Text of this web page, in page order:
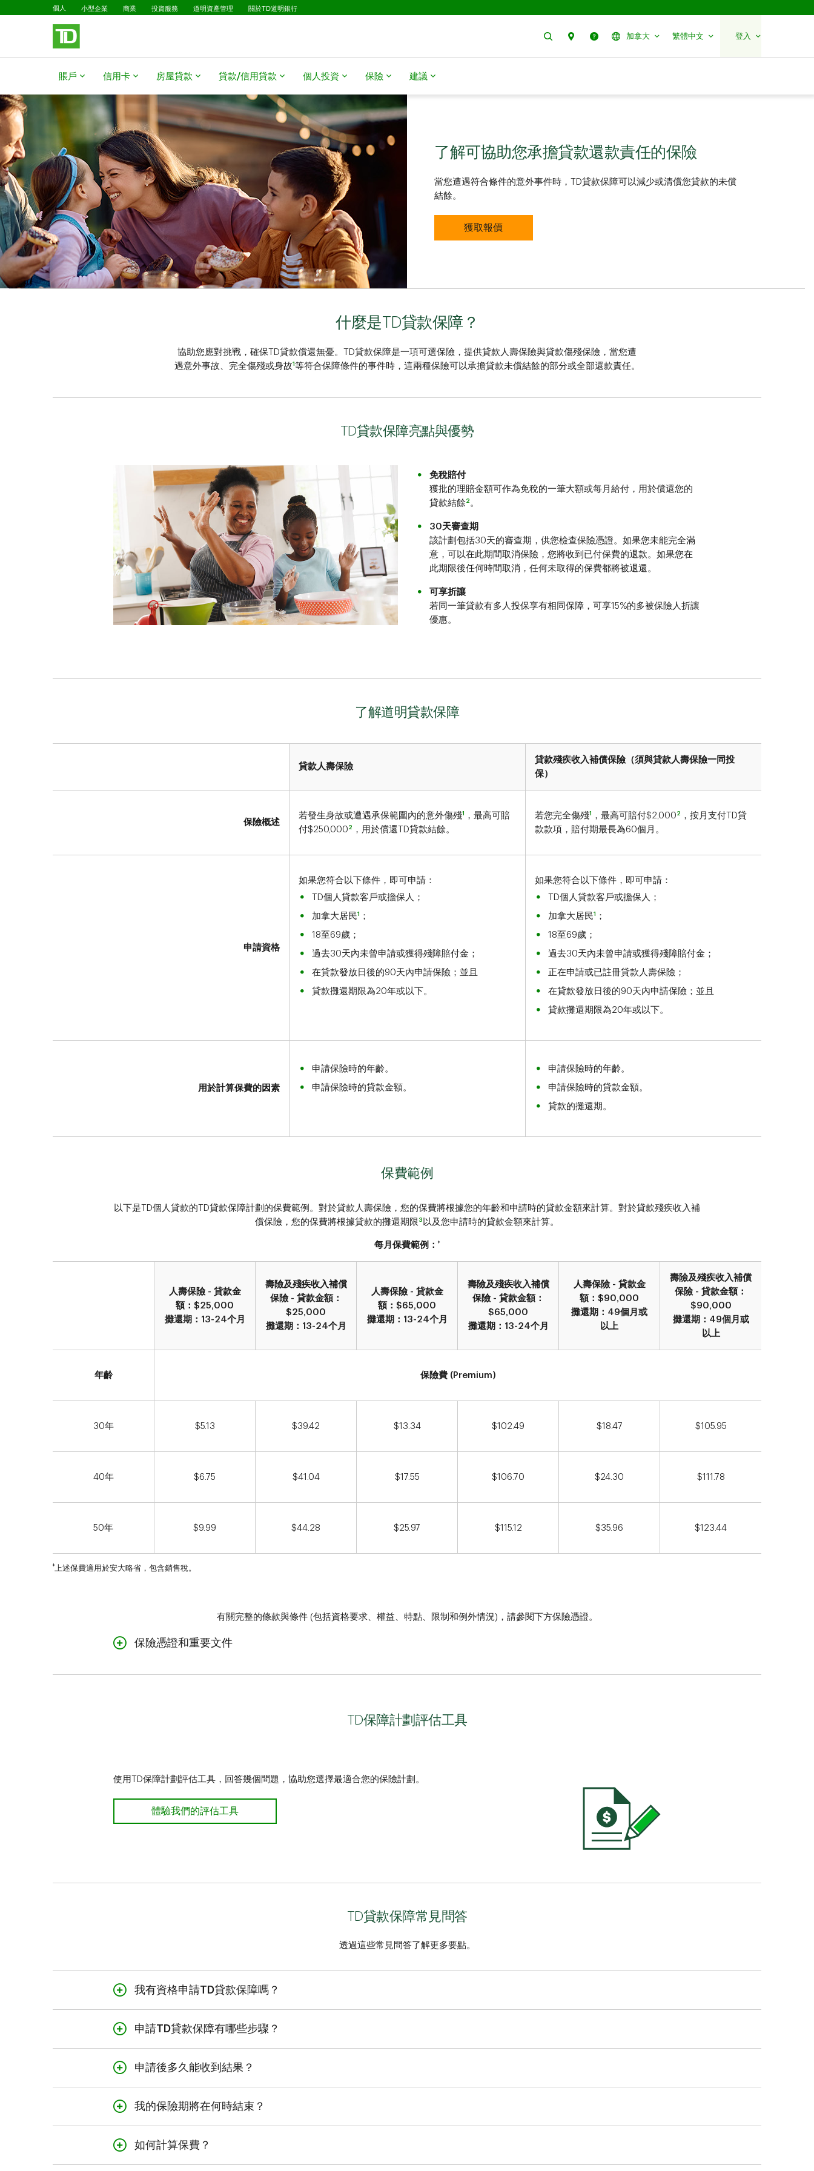
略過進入主要內容
個人 已選擇小型企業 商業 投資服務 道明資產管理 關於TD道明銀行
搜尋 聯絡我們幫助 加拿大 繁體中文 登入
賬戶 信用卡 房屋貸款​​​​​​​ 貸款/信用貸款​​​​​​​ 個人投資 保險 建議
了解可協助您承擔貸款還款責任的保險
當您遭遇符合條件的意外事件時，TD貸款保障可以減少或清償您貸款的未償
結餘。
獲取報價
什麼是TD貸款保障？
協助您應對挑戰，確保TD貸款償還無憂。TD貸款保障是一項可選保險，提供貸款人壽保險與貸款傷殘保險，當您遭
遇意外事故、完全傷殘或身故1 等符合保障條件的事件時，這兩種保險可以承擔貸款未償結餘的部分或全部還款責任。
TD貸款保障亮點與優勢
免稅賠付
獲批的理賠金額可作為免稅的一筆大額或每月給付，用於償還您的
貸款結餘2 。
30天審查期
該計劃包括30天的審查期，供您檢查保險憑證。如果您未能完全滿
意，可以在此期間取消保險，您將收到已付保費的退款。如果您在
此期限後任何時間取消，任何未取得的保費都將被退還。
可享折讓
若同一筆貸款有多人投保享有相同保障，可享15%的多被保險人折讓
優惠。
了解道明貸款保障
貸款人壽保險
貸款殘疾收入補償保險（須與貸款人壽保險一同投
保）
保險概述
若發生身故或遭遇承保範圍內的意外傷殘1
，最高可賠
付$250,000 2 ，用於償還TD貸款結餘。
若您完全傷殘1 ，最高可賠付$2,000 2
，按月支付TD貸
款款項，賠付期最長為60個月。
申請資格
如果您符合以下條件，即可申請：
TD個人貸款客戶或擔保人；
加拿大居民1 ；
18至69歲；
過去30天內未曾申請或獲得殘障賠付金；
在貸款發放日後的90天內申請保險；並且
貸款攤還期限為20年或以下。
如果您符合以下條件，即可申請：
TD個人貸款客戶或擔保人；
加拿大居民1 ；
18至69歲；
過去30天內未曾申請或獲得殘障賠付金；
正在申請或已註冊貸款人壽保險；
在貸款發放日後的90天內申請保險；並且
貸款攤還期限為20年或以下。
用於計算保費的因素
申請保險時的年齡。
申請保險時的貸款金額。
申請保險時的年齡。
申請保險時的貸款金額。
貸款的攤還期。
保費範例
以下是TD個人貸款的TD貸款保障計劃的保費範例。對於貸款人壽保險，您的保費將根據您的年齡和申請時的貸款金額來計算。對於貸款殘疾收入補
償保險，您的保費將根據貸款的攤還期限 3 以及您申請時的貸款金額來計算。
每月保費範例： ‡
人壽保險 - 貸款金
額：$25,000
攤還期：13-24个月
壽險及殘疾收入補償
保險 - 貸款金額：
$25,000
攤還期：13-24个月
人壽保險 - 貸款金
額：$65,000
攤還期：13-24个月
壽險及殘疾收入補償
保險 - 貸款金額：
$65,000
攤還期：13-24个月
人壽保險 - 貸款金
額：$90,000
攤還期：49個月或
以上
壽險及殘疾收入補償
保險 - 貸款金額：
$90,000
攤還期：49個月或
以上
年齡 保險費 (Premium)
30年 $5.13 $39.42 $13.34 $102.49 $18.47 $105.95
40年 $6.75 $41.04 $17.55 $106.70 $24.30 $111.78
50年 $9.99 $44.28 $25.97 $115.12 $35.96 $123.44
‡ 上述保費適用於安大略省，包含銷售稅。
有關完整的條款與條件 (包括資格要求、權益、特點、限制和例外情況)，請參閱下方保險憑證。
保險憑證和重要文件
個人貸款保障 - 產品指南和保險憑證（範例）
個人貸款保障 - 產品摘要、情況說明書與保險憑證（範例）TD保障計劃評估工具
使用TD保障計劃評估工具，回答幾個問題，協助您選擇最適合您的保險計劃。
TD保障計劃評估工具
體驗我們的評估工具
TD貸款保障常見問答
透過這些常見問答了解更多要點。
我有資格申請TD貸款保障嗎？
貸款人壽保險與貸款殘疾收入補償保險是針對TD個人貸款客戶、借款人或擔保人提供的可選債務人團體保險。
如果您符合以下條件，則可以申請此保險：
必須在貸款放款日期後90日內收到您的保險申請。
申請TD貸款保障有哪些步驟？
選擇保險，填寫並簽署申請表。就是這麼簡單。必須在貸款放款日期後90日內收到您的保險申請。
您在預約會面時間前往分行 申請，或致電
申請後多久能收到結果？
由於在申請過程中不需要回答任何健康問題，因此保險從資金預支日期或貸款放款後的申請日期開始生效（以較遲者為準）。
我的保險期將在何時結束？
貸款人壽保險與貸款殘疾收入補償保險可能在您的貸款尚未結清時提前終止。保險期可能結束的一些情況包括：
您不再是貸款的借款人或擔保人。
如何計算保費？
保費取決於您選擇的保險類型、申請時的年齡和申請時的貸款金額，然後減去任何適用的折讓得出。即便您年紀漸長，保費在貸款期間也不